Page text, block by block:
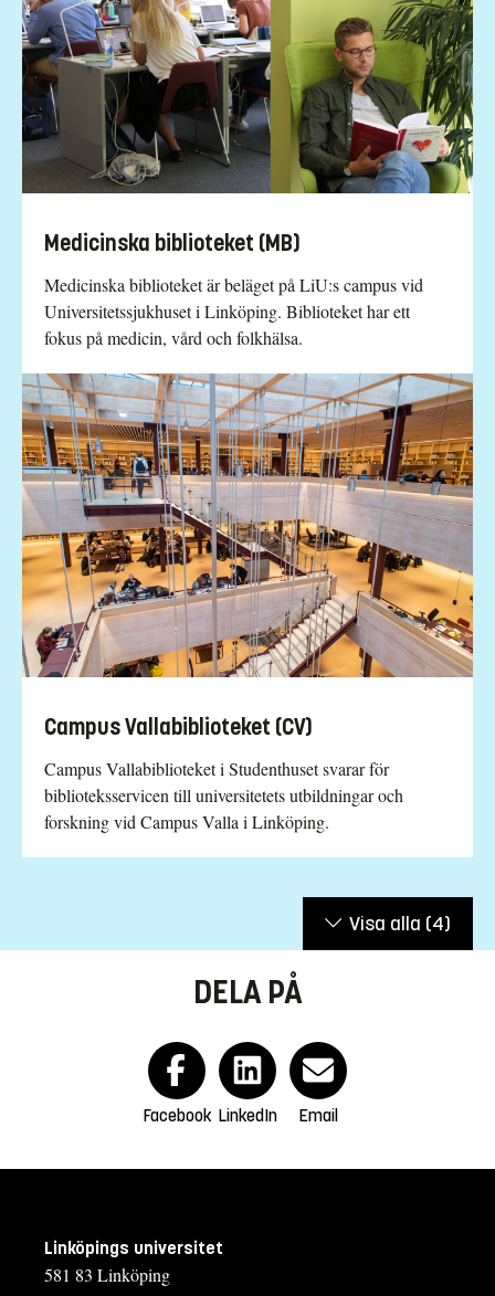
Medicinska biblioteket (MB)
Medicinska biblioteket är beläget på LiU:s campus vid
Universitetssjukhuset i Linköping. Biblioteket har ett
fokus på medicin, vård och folkhälsa.
Campus Vallabiblioteket (CV)
Campus Vallabiblioteket i Studenthuset svarar för
biblioteksservicen till universitetets utbildningar och
forskning vid Campus Valla i Linköping.
Visa alla (4)
DELA PÅ
Facebook LinkedIn Email
Linköpings universitet
581 83 Linköping